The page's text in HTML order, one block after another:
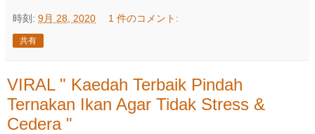
時刻: 9月 28, 2020 1 件のコメント:
共有
VIRAL " Kaedah Terbaik Pindah
Ternakan Ikan Agar Tidak Stress &
Cedera "